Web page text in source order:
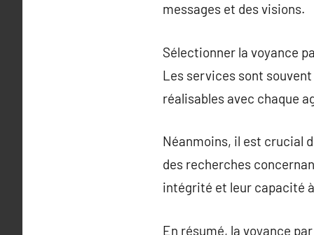
messages et des visions.
Sélectionner la voyance
Les services sont
réalisables avec chaque
Néanmoins, il est crucial
des recherches
intégrité et leur capacité
En résumé, la voyance